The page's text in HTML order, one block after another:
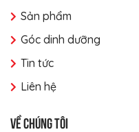
Sản phẩm
Góc dinh dưỡng
Tin tức
Liên hệ
Về chúng tôi